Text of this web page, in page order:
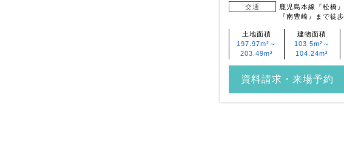
交通
鹿児島本線『松橋
『南豊崎』まで徒
土地面積
197.97m²～
203.49m²
建物面積
103.5m²～
104.24m²
資料請求・来場予約